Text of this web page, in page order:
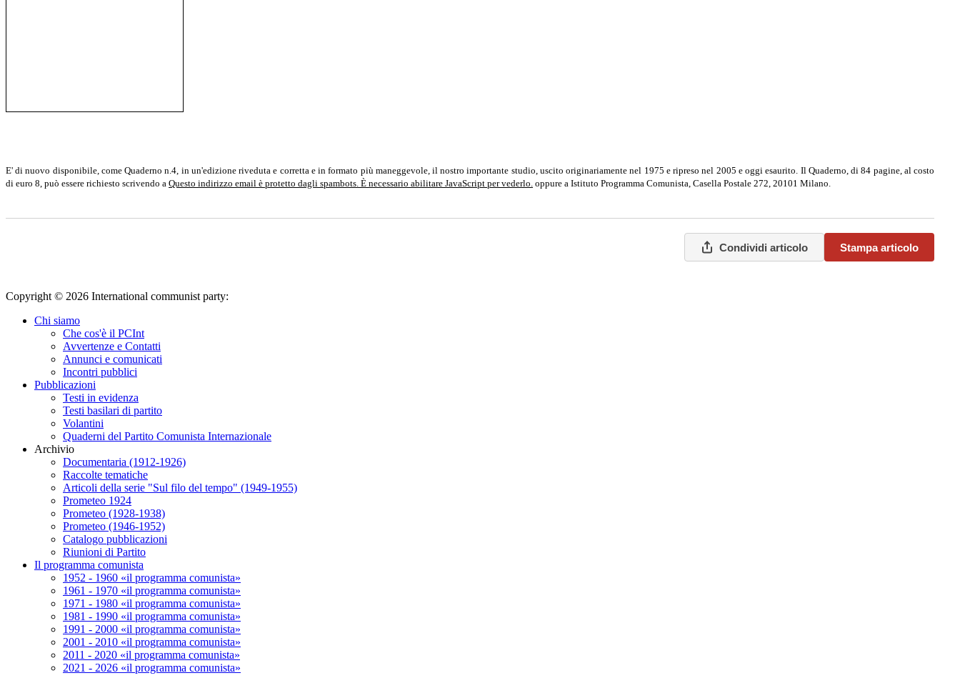
E' di nuovo disponibile, come Quaderno n.4, in un'edizione riveduta e corretta e in formato più maneggevole, il nostro importante studio, uscito originariamente nel 1975 e ripreso nel 2005 e oggi esaurito. Il Quaderno, di 84 pagine, al costo
di euro 8, può essere richiesto scrivendo a Questo indirizzo email è protetto dagli spambots. È necessario abilitare JavaScript per vederlo. oppure a Istituto Programma Comunista, Casella Postale 272, 20101 Milano.
Condividi articolo Stampa articolo
Copyright © 2026 International communist party:
Chi siamo
Che cos'è il PCInt
Avvertenze e Contatti
Annunci e comunicati
Incontri pubblici
Pubblicazioni
Testi in evidenza
Testi basilari di partito
Volantini
Quaderni del Partito Comunista Internazionale
Archivio
Documentaria (1912-1926)
Raccolte tematiche
Articoli della serie "Sul filo del tempo" (1949-1955)
Prometeo 1924
Prometeo (1928-1938)
Prometeo (1946-1952)
Catalogo pubblicazioni
Riunioni di Partito
Il programma comunista
1952 - 1960 «il programma comunista»
1961 - 1970 «il programma comunista»
1971 - 1980 «il programma comunista»
1981 - 1990 «il programma comunista»
1991 - 2000 «il programma comunista»
2001 - 2010 «il programma comunista»
2011 - 2020 «il programma comunista»
2021 - 2026 «il programma comunista»